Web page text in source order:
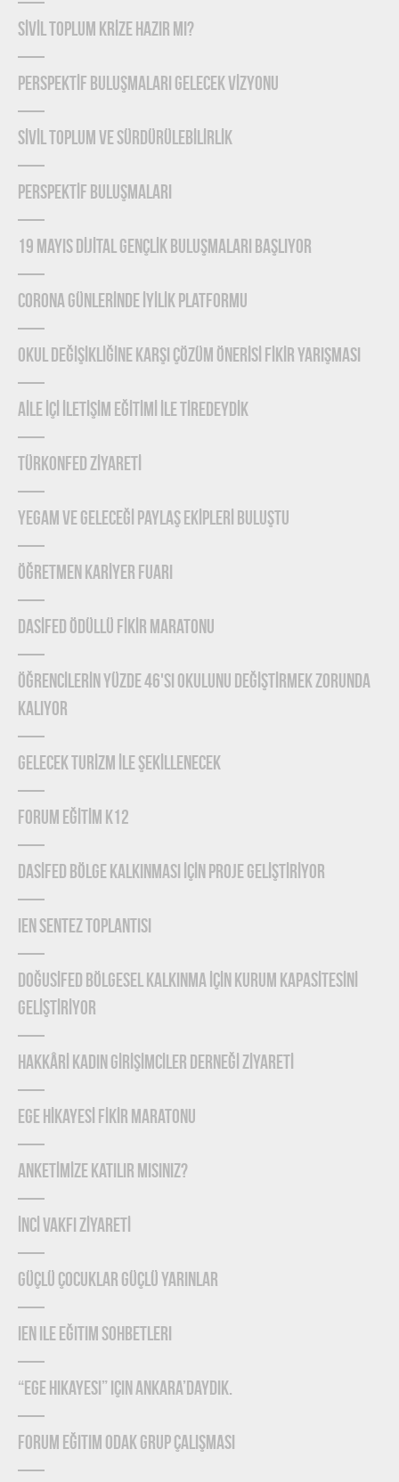
SİVİL TOPLUM KRİZE HAZIR MI?
PERSPEKTİF BULUŞMALARI GELECEK VİZYONU
SİVİL TOPLUM VE SÜRDÜRÜLEBİLİRLİK
PERSPEKTİF BULUŞMALARI
19 MAYIS DİJİTAL GENÇLİK BULUŞMALARI BAŞLIYOR
CORONA GÜNLERİNDE İYİLİK PLATFORMU
OKUL DEĞİŞİKLİĞİNE KARŞI ÇÖZÜM ÖNERİSİ FİKİR YARIŞMASI
AİLE İÇİ İLETİŞİM EĞİTİMİ İLE TİREDEYDİK
TÜRKONFED ZİYARETİ
YEGAM ve GELECEĞİ PAYLAŞ EKİPLERİ BULUŞTU
ÖĞRETMEN KARİYER FUARI
DASİFED ÖDÜLLÜ FİKİR MARATONU
ÖĞRENCİLERİN YÜZDE 46'SI OKULUNU DEĞİŞTİRMEK ZORUNDA
KALIYOR
GELECEK TURİZM İLE ŞEKİLLENECEK
FORUM EĞİTİM K12
DASİFED BÖLGE KALKINMASI İÇİN PROJE GELİŞTİRİYOR
IEN Sentez Toplantısı
DOĞUSİFED BÖLGESEL KALKINMA İÇİN KURUM KAPASİTESİNİ
GELİŞTİRİYOR
HAKKÂRİ KADIN GİRİŞİMCİLER DERNEĞİ ZİYARETİ
EGE HİKAYESİ FİKİR MARATONU
ANKETİMİZE KATILIR MISINIZ?
İNCİ VAKFI ZİYARETİ
Güçlü Çocuklar Güçlü Yarınlar
IEN ile Eğitim Sohbetleri
“Ege Hikayesi” için Ankara’daydık.
Forum Eğitim Odak Grup Çalışması